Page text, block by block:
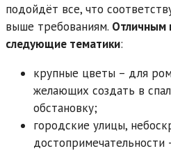
подойдёт все, что
выше требованиям. Отличным
следующие тематики:
крупные цветы – для
желающих создать в
обстановку;
городские улицы,
достопримечательности